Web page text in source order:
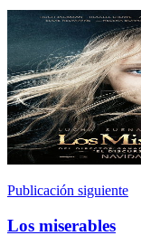
Publicación siguiente
Los miserables